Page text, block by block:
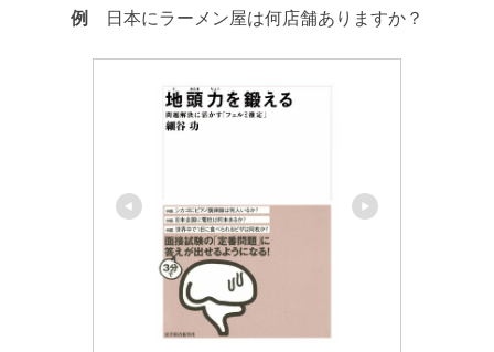
例
日本にラーメン屋は何店舗ありますか？